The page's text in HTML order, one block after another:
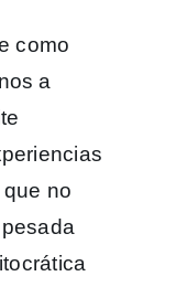
como
a
no